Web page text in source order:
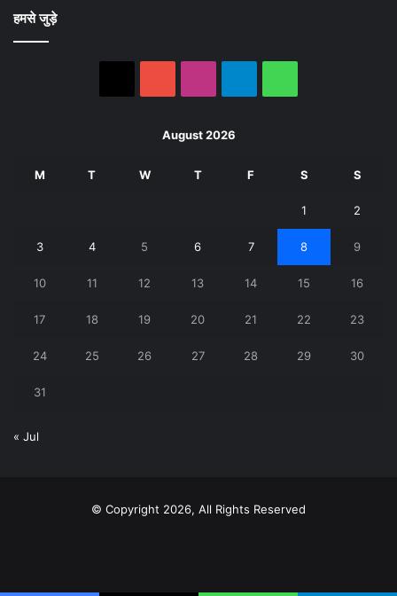
हमसे जुड़े
August 2026
M T W T F S S
1 2
3 4 5 6 7 8 9
10 11 12 13 14 15 16
17 18 19 20 21 22 23
24 25 26 27 28 29 30
31
« Jul
© Copyright 2026, All Rights Reserved